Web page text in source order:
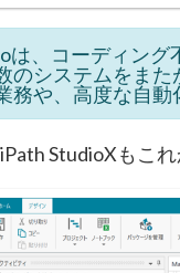
は、コーディン
のシステムをま
務や、高度な自動
StudioXもこ